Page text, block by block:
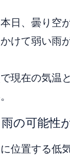
日、曇り空
けて弱い雨
現在の気温
の可能性
位置する低